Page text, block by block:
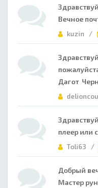
Вечное
kuzin /
Дагот
плеер или
Toli63 /
Добрый
Мастер